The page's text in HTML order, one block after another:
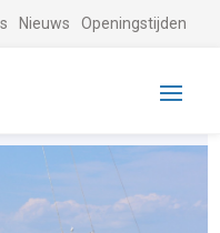
Nieuws Openingstijden